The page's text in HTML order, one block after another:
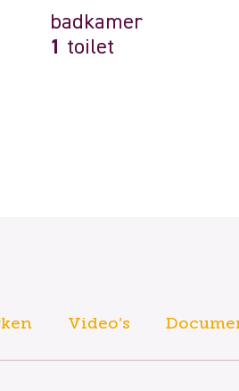
badkamer
1
toilet
Video’s